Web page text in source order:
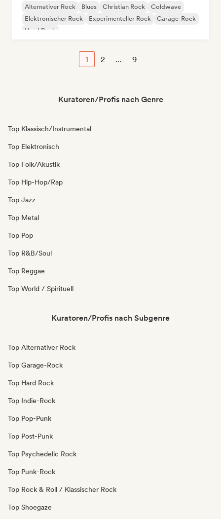
Alternativer Rock Blues Christian Rock
Coldwave
Elektronischer Rock
Experimenteller Rock
Garage-Rock
Hard Rock
1 2 ... 9
Kuratoren/Profis nach Genre
Top Klassisch/Instrumental
Top Elektronisch
Top Folk/Akustik
Top Hip-Hop/Rap
Top Jazz
Top Metal
Top Pop
Top R&B/Soul
Top Reggae
Top World / Spirituell
Kuratoren/Profis nach Subgenre
Top Alternativer Rock
Top Garage-Rock
Top Hard Rock
Top Indie-Rock
Top Pop-Punk
Top Post-Punk
Top Psychedelic Rock
Top Punk-Rock
Top Rock & Roll / Klassischer Rock
Top Shoegaze